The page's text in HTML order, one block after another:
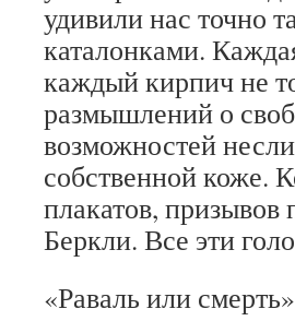
удивили нас точно
каталонками.
каждый кирпич не
размышлений о
возможностей
собственной коже.
плакатов,
Беркли. Все эти
«Раваль или